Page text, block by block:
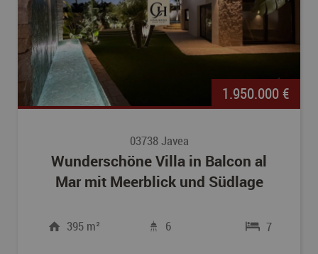
1.950.000 €
03738 Javea
Wunderschöne Villa in Balcon al
Mar mit Meerblick und Südlage
395 m² 7
6